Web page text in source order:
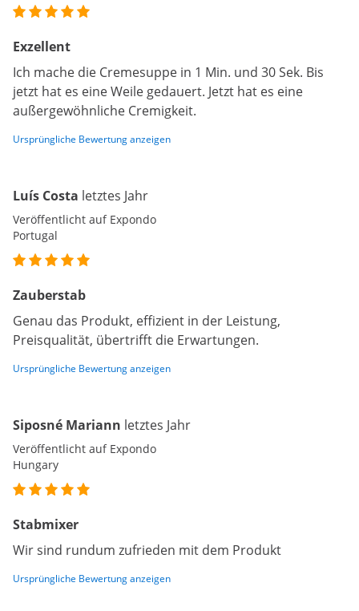
Exzellent
Ich mache die Cremesuppe in 1 Min. und 30 Sek. Bis
jetzt hat es eine Weile gedauert. Jetzt hat es eine
außergewöhnliche Cremigkeit.
Ursprüngliche Bewertung anzeigen
Luís Costa letztes Jahr
Veröffentlicht auf Expondo
Portugal
Zauberstab
Genau das Produkt, effizient in der Leistung,
Preisqualität, übertrifft die Erwartungen.
Ursprüngliche Bewertung anzeigen
Siposné Mariann letztes Jahr
Veröffentlicht auf Expondo
Hungary
Stabmixer
Wir sind rundum zufrieden mit dem Produkt
Ursprüngliche Bewertung anzeigen